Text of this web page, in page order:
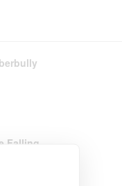
Falling